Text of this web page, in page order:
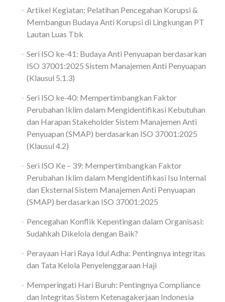
Artikel Kegiatan: Pelatihan Pencegahan Korupsi &
Membangun Budaya Anti Korupsi di Lingkungan PT
Lautan Luas Tbk
Seri ISO ke-41: Budaya Anti Penyuapan berdasarkan
ISO 37001:2025 Sistem Manajemen Anti Penyuapan
(Klausul 5.1.3)
Seri ISO ke-40: Mempertimbangkan Faktor
Perubahan Iklim dalam Mengidentifikasi Kebutuhan
dan Harapan Stakeholder Sistem Manajemen Anti
Penyuapan (SMAP) berdasarkan ISO 37001:2025
(Klausul 4.2)
Seri ISO Ke – 39: Mempertimbangkan Faktor
Perubahan Iklim dalam Mengidentifikasi Isu Internal
dan Eksternal Sistem Manajemen Anti Penyuapan
(SMAP) berdasarkan ISO 37001:2025
Pencegahan Konflik Kepentingan dalam Organisasi:
Sudahkah Dikelola dengan Baik?
Perayaan Hari Raya Idul Adha: Pentingnya integritas
dan Tata Kelola Penyelenggaraan Haji
Memperingati Hari Buruh: Pentingnya Compliance
dan Integritas Sistem Ketenagakerjaan Indonesia